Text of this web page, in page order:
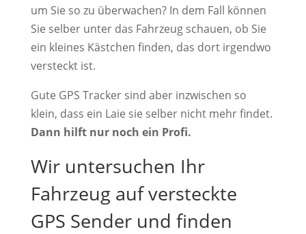
um Sie so zu überwachen? In dem Fall können
Sie selber unter das Fahrzeug schauen, ob Sie
ein kleines Kästchen finden, das dort irgendwo
versteckt ist.
Gute GPS Tracker sind aber inzwischen so
klein, dass ein Laie sie selber nicht mehr findet.
Dann hilft nur noch ein Profi.
Wir untersuchen Ihr
Fahrzeug auf versteckte
GPS Sender und finden